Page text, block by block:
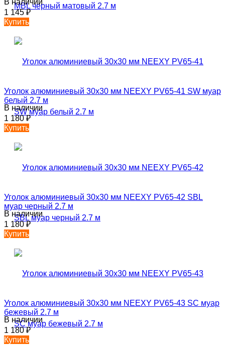
В наличии
1 145₽
Купить
Уголок алюминиевый 30х30 мм NEEXY PV65-41 SW муар
белый 2.7 м
В наличии
1 180₽
Купить
Уголок алюминиевый 30х30 мм NEEXY PV65-42 SBL
муар черный 2.7 м
В наличии
1 180₽
Купить
Уголок алюминиевый 30х30 мм NEEXY PV65-43 SC муар
бежевый 2.7 м
В наличии
1 180₽
Купить